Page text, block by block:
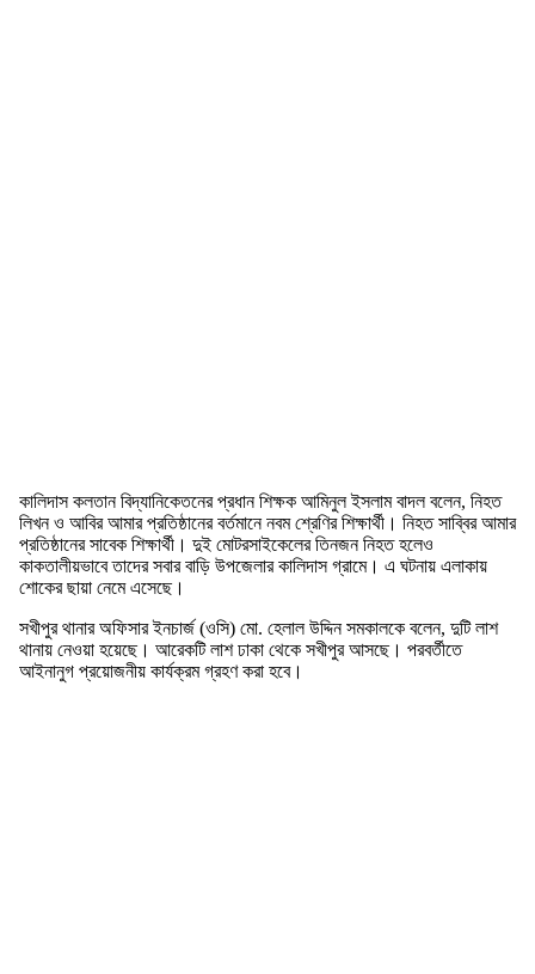
কালিদাস কলতান বিদ্যানিকেতনের প্রধান শিক্ষক আমিনুল ইসলাম বাদল বলেন, নিহত
লিখন ও আবির আমার প্রতিষ্ঠানের বর্তমানে নবম শ্রেণির শিক্ষার্থী। নিহত সাব্বির আমার
প্রতিষ্ঠানের সাবেক শিক্ষার্থী। দুই মোটরসাইকেলের তিনজন নিহত হলেও
কাকতালীয়ভাবে তাদের সবার বাড়ি উপজেলার কালিদাস গ্রামে। এ ঘটনায় এলাকায়
শোকের ছায়া নেমে এসেছে।
সখীপুর থানার অফিসার ইনচার্জ (ওসি) মো. হেলাল উদ্দিন সমকালকে বলেন, দুটি লাশ
থানায় নেওয়া হয়েছে। আরেকটি লাশ ঢাকা থেকে সখীপুর আসছে। পরবর্তীতে
আইনানুগ প্রয়োজনীয় কার্যক্রম গ্রহণ করা হবে।